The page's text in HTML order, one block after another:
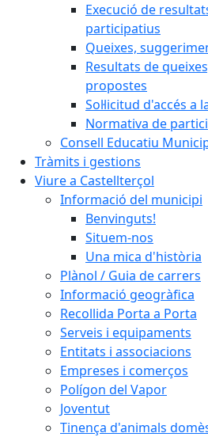
Execució de
participatius
Queixes,
Resultats de
propostes
Sol·licitud d'accés
Normativa de
Consell Educatiu
Tràmits i gestions
Viure a Castellterçol
Informació del municipi
Benvinguts!
Situem-nos
Una mica d'història
Plànol / Guia de carrers
Informació geogràfica
Recollida Porta a Porta
Serveis i equipaments
Entitats i associacions
Empreses i comerços
Polígon del Vapor
Joventut
Tinença d'animals